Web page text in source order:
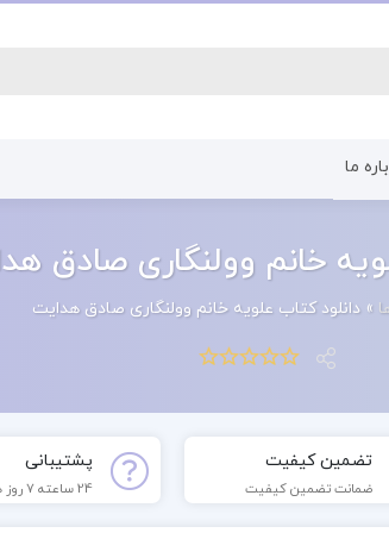
رشته اقتصاد کتاب رشته
ما
خانم وولنگاری صادق
» دانلود کتاب علویه خانم وولنگاری صادق هدایت
تضمین کیفیت
ضمانت تضمین کیفیت
پشتیبانی
24 ساعته 7 روز هفته